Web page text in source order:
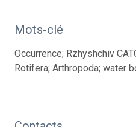
Mots-clé
Occurrence; Rzhyshchiv
Rotifera; Arthropoda; water